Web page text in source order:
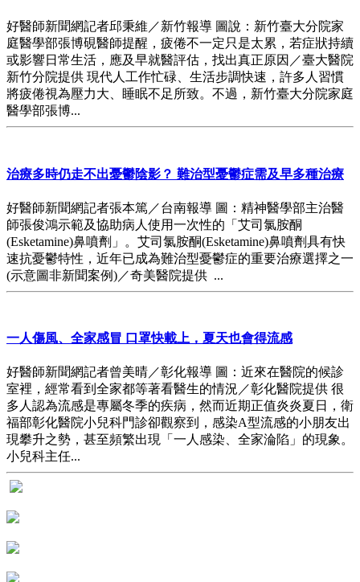
好醫師新聞網記者邱秉維／新竹報導 圖說：新竹臺大分院家
庭醫學部張博硯醫師提醒，疲倦不一定只是太累，若症狀持續
或影響日常生活，應及早就醫評估，找出真正原因／臺大醫院
新竹分院提供 現代人工作忙碌、生活步調快速，許多人習慣
將疲倦視為壓力大、睡眠不足所致。不過，新竹臺大分院家庭
醫學部張博...
治療多時仍走不出憂鬱陰影？ 難治型憂鬱症需及早多種治療
好醫師新聞網記者張本篤／台南報導 圖：精神醫學部主治醫
師張俊鴻示範及協助病人使用一次性的「艾司氯胺酮
(Esketamine)鼻噴劑」。艾司氯胺酮(Esketamine)鼻噴劑具有快
速抗憂鬱特性，近年已成為難治型憂鬱症的重要治療選擇之一
(示意圖非新聞案例)／奇美醫院提供 ...
一人傷風、全家感冒 口罩快載上，夏天也會得流感
好醫師新聞網記者曾美晴／彰化報導 圖：近來在醫院的候診
室裡，經常看到全家都等著看醫生的情況／彰化醫院提供 很
多人認為流感是專屬冬季的疾病，然而近期正值炎炎夏日，衛
福部彰化醫院小兒科門診卻觀察到，感染A型流感的小朋友出
現攀升之勢，甚至頻繁出現「一人感染、全家淪陷」的現象。
小兒科主任...